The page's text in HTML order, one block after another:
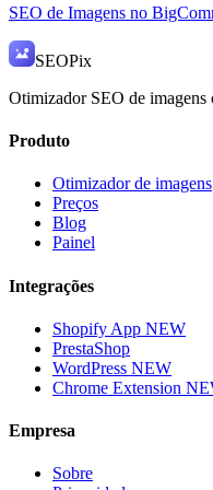
SEO de Imagens no
SEOPix
Otimizador SEO de imagens
Produto
Otimizador de imagens
Preços
Blog
Painel
Integrações
Shopify App NEW
PrestaShop
WordPress NEW
Chrome Extension
Empresa
Sobre